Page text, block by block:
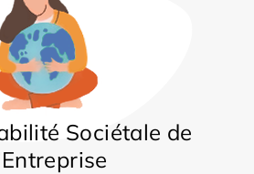
Sociétale de